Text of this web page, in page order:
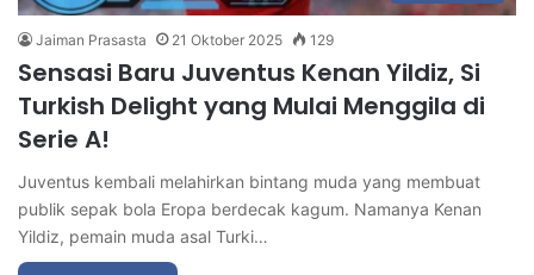
Jaiman Prasasta 21 Oktober 2025 129
Sensasi Baru Juventus Kenan Yildiz, Si
Turkish Delight yang Mulai Menggila di
Serie A!
Juventus kembali melahirkan bintang muda yang membuat
publik sepak bola Eropa berdecak kagum. Namanya Kenan
Yildiz, pemain muda asal Turki…